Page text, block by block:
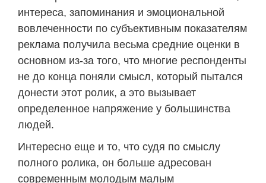
интереса, запоминания и эмоциональной
вовлеченности по субъективным показателям
реклама получила весьма средние оценки в
основном из-за того, что многие респонденты
не до конца поняли смысл, который пытался
донести этот ролик, а это вызывает
определенное напряжение у большинства
людей.
Интересно еще и то, что судя по смыслу
полного ролика, он больше адресован
современным молодым малым